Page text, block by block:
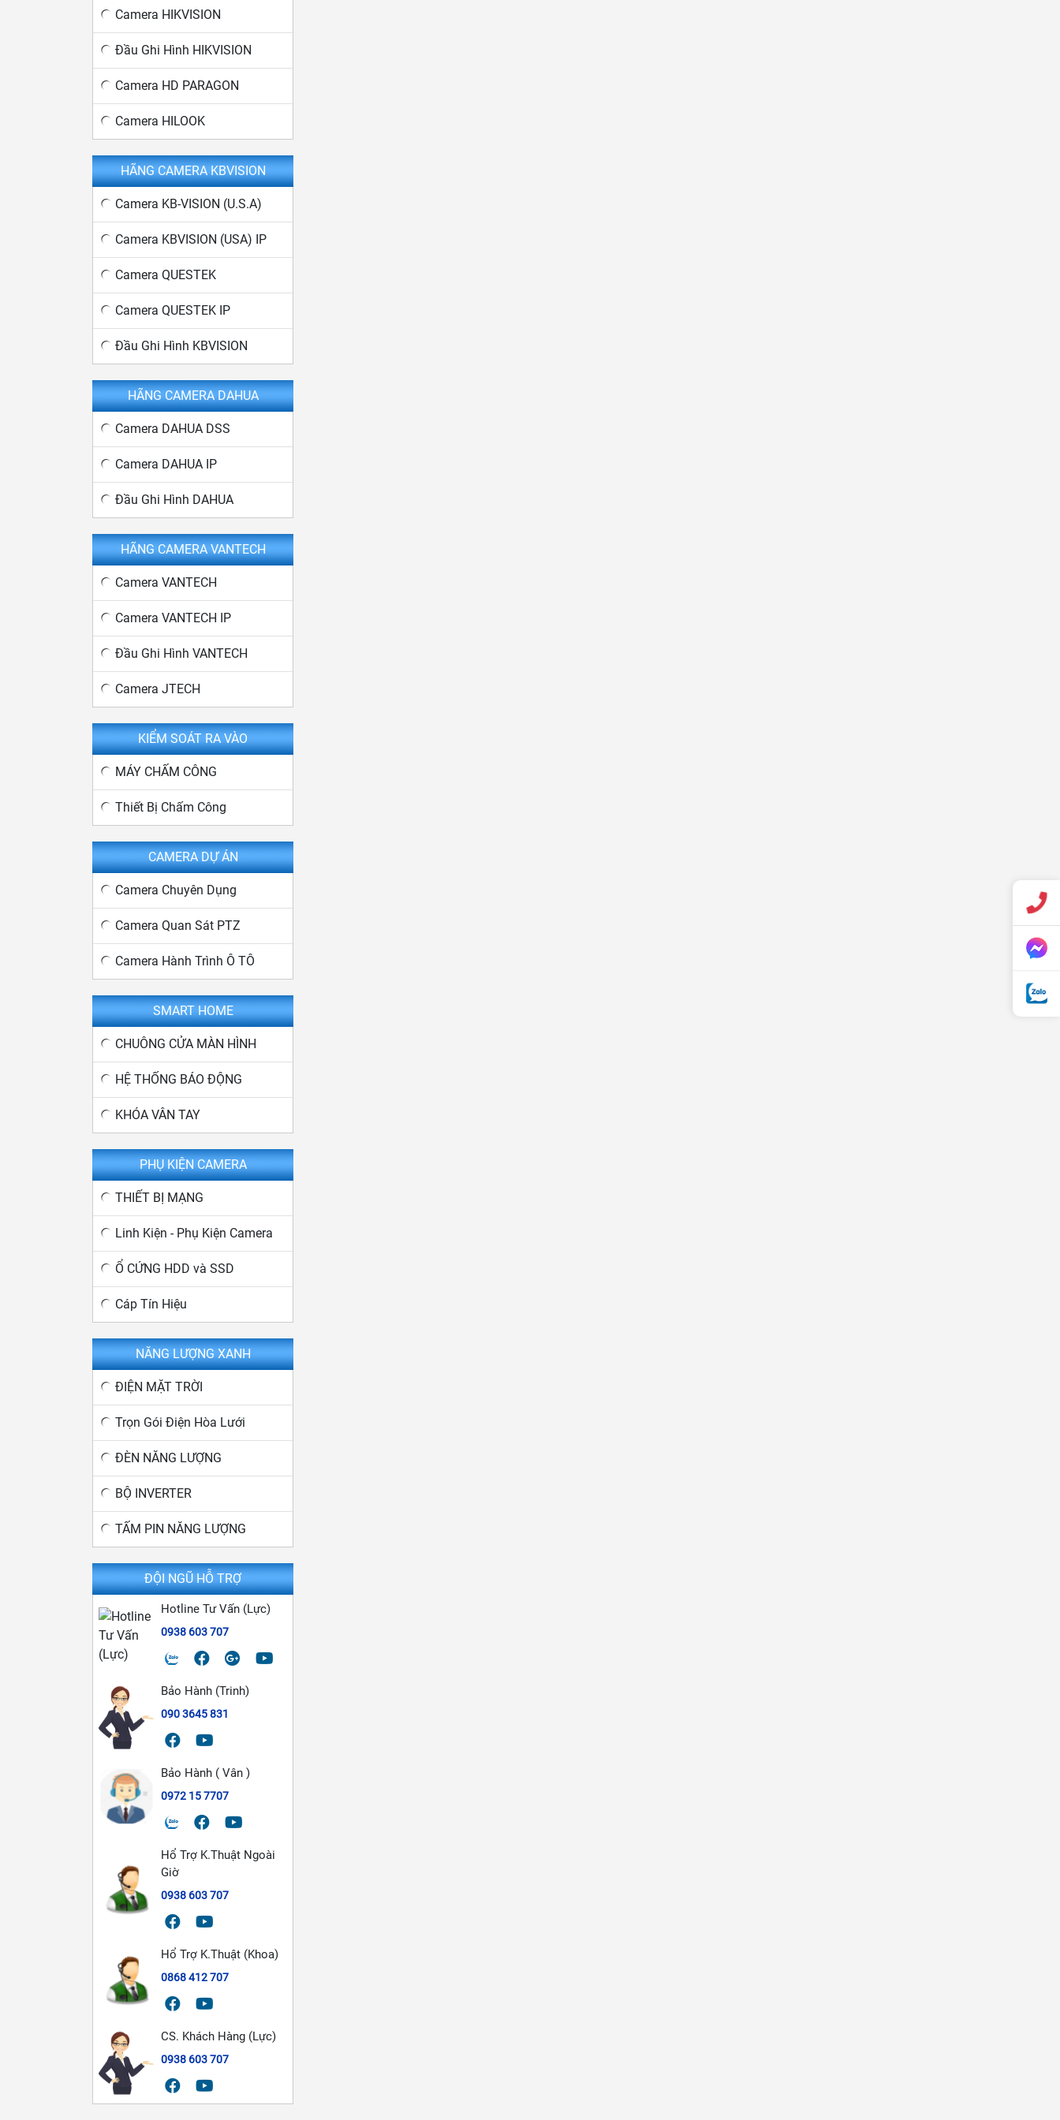
Camera HIKVISION
Đầu Ghi Hình HIKVISION
Camera HD PARAGON
Camera HILOOK
HÃNG CAMERA KBVISION
Camera KB-VISION (U.S.A)
Camera KBVISION (USA) IP
Camera QUESTEK
Camera QUESTEK IP
Đầu Ghi Hình KBVISION
HÃNG CAMERA DAHUA
Camera DAHUA DSS
Camera DAHUA IP
Đầu Ghi Hình DAHUA
HÃNG CAMERA VANTECH
Camera VANTECH
Camera VANTECH IP
Đầu Ghi Hình VANTECH
Camera JTECH
KIỂM SOÁT RA VÀO
MÁY CHẤM CÔNG
Thiết Bị Chấm Công
CAMERA DỰ ÁN
Camera Chuyên Dụng
Camera Quan Sát PTZ
Camera Hành Trình Ô TÔ
SMART HOME
CHUÔNG CỬA MÀN HÌNH
HỆ THỐNG BÁO ĐỘNG
KHÓA VÂN TAY
PHỤ KIỆN CAMERA
THIẾT BỊ MẠNG
Linh Kiện - Phụ Kiện Camera
Ổ CỨNG HDD và SSD
Cáp Tín Hiệu
NĂNG LƯỢNG XANH
ĐIỆN MẶT TRỜI
Trọn Gói Điện Hòa Lưới
ĐÈN NĂNG LƯỢNG
BỘ INVERTER
TẤM PIN NĂNG LƯỢNG
ĐỘI NGŨ HỖ TRỢ
Hotline Tư Vấn (Lực)
0938 603 707
Bảo Hành (Trinh)
090 3645 831
Bảo Hành ( Vân )
0972 15 7707
Hổ Trợ K.Thuật Ngoài
Giờ
0938 603 707
Hổ Trợ K.Thuật (Khoa)
0868 412 707
CS. Khách Hàng (Lực)
0938 603 707